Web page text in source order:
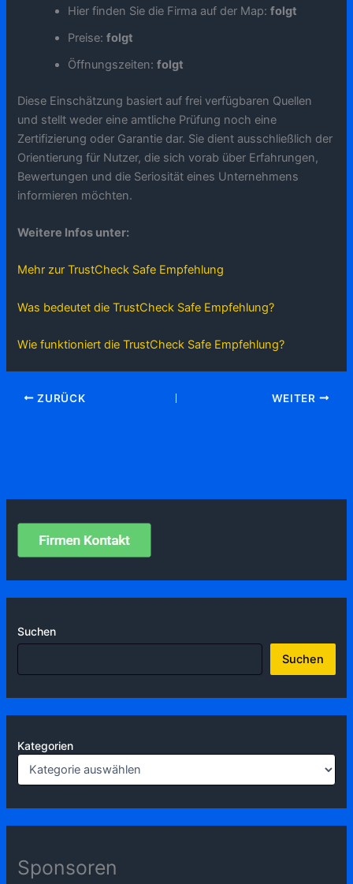
Suchen
Suchen
Kategorien
Sponsoren
Hier finden Sie die Firma auf der Map:folgt
Preise:folgt
Öffnungszeiten:folgt
Diese Einschätzung basiert auf frei verfügbaren Quellen
und stellt weder eine amtliche Prüfung noch eine
Zertifizierung oder Garantie dar. Sie dient ausschließlich der
Orientierung für Nutzer, die sich vorab über Erfahrungen,
Bewertungen und die Seriosität eines Unternehmens
informieren möchten.
Weitere Infos unter:
Mehr zur TrustCheck Safe Empfehlung
Was bedeutet die TrustCheck Safe Empfehlung?
Wie funktioniert die TrustCheck Safe Empfehlung?
ZURÜCK WEITER